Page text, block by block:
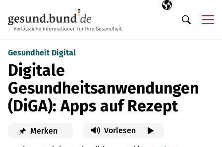
Ausgewählte
DE
Suche
Gesundheit Digital
Digitale
Gesundheitsanwendungen
(DiGA): Apps auf Rezept
Merken Vorlesen